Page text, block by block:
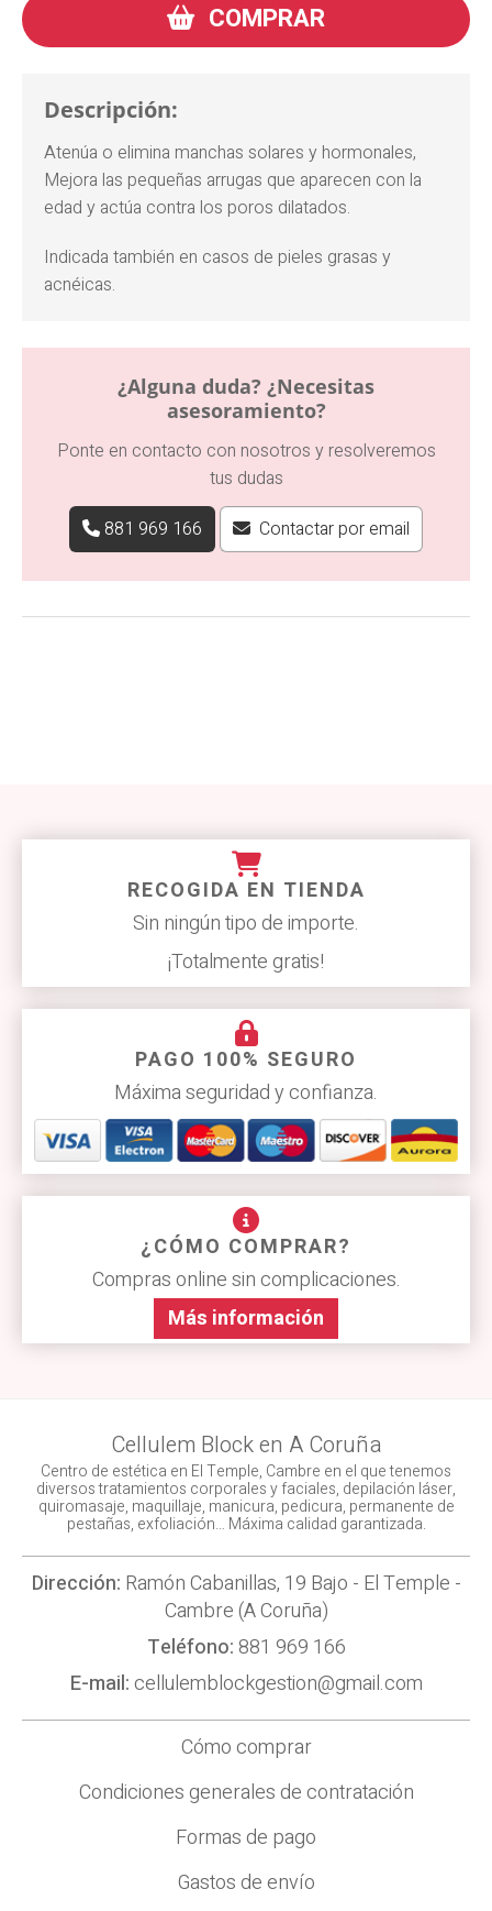
COMPRAR
Descripción:
Atenúa o elimina manchas solares y hormonales,
Mejora las pequeñas arrugas que aparecen con la
edad y actúa contra los poros dilatados.
Indicada también en casos de pieles grasas y
acnéicas.
¿Alguna duda? ¿Necesitas
asesoramiento?
Ponte en contacto con nosotros y resolveremos
tus dudas
881 969 166
Contactar por email
RECOGIDA EN TIENDA
Sin ningún tipo de importe.
¡Totalmente gratis!
PAGO 100% SEGURO
Máxima seguridad y confianza.
¿CÓMO COMPRAR?
Compras online sin complicaciones.
Más información
Cellulem Block en A Coruña
Centro de estética en El Temple, Cambre en el que tenemos
diversos tratamientos corporales y faciales, depilación láser,
quiromasaje, maquillaje, manicura, pedicura, permanente de
pestañas, exfoliación… Máxima calidad garantizada.
Dirección: Ramón Cabanillas, 19 Bajo - El Temple -
Cambre (A Coruña)
Teléfono:881 969 166
E-mail:cellulemblockgestion@gmail.com
Cómo comprar
Condiciones generales de contratación
Formas de pago
Gastos de envío